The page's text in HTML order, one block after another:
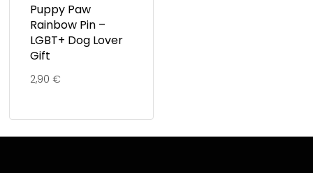
Puppy Paw
Rainbow Pin –
LGBT+ Dog Lover
Gift
2,90 €